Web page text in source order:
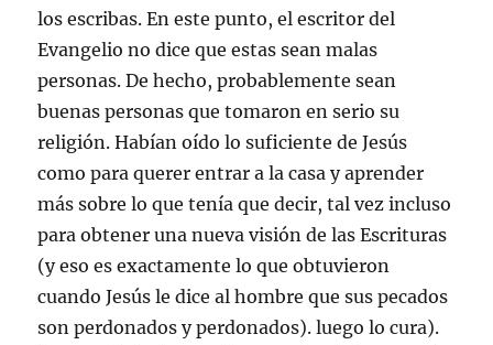
los escribas. En este punto, el escritor del
Evangelio no dice que estas sean malas
personas. De hecho, probablemente sean
buenas personas que tomaron en serio su
religión. Habían oído lo suficiente de Jesús
como para querer entrar a la casa y aprender
más sobre lo que tenía que decir, tal vez incluso
para obtener una nueva visión de las Escrituras
(y eso es exactamente lo que obtuvieron
cuando Jesús le dice al hombre que sus pecados
son perdonados y perdonados). luego lo cura).